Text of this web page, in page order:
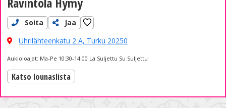
Soita
Jaa
Uhrilähteenkatu 2 A, Turku 20250
Aukioloajat: Ma-Pe 10:30-14:00 La Suljettu Su Suljettu
Katso lounaslista